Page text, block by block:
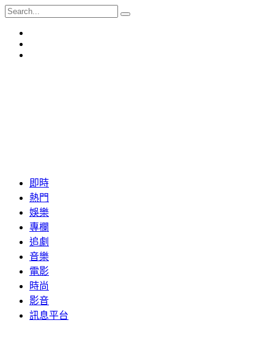
即時
熱門
娛樂
專欄
追劇
音樂
電影
時尚
影音
訊息平台